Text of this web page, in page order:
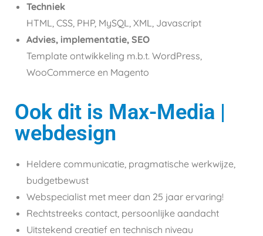
Techniek
HTML, CSS, PHP, MySQL, XML, Javascript
Advies, implementatie, SEO
Template ontwikkeling m.b.t. WordPress,
WooCommerce en Magento
Ook dit is Max-Media |
webdesign
Heldere communicatie, pragmatische werkwijze,
budgetbewust
Webspecialist met meer dan 25 jaar ervaring!
Rechtstreeks contact, persoonlijke aandacht
Uitstekend creatief en technisch niveau